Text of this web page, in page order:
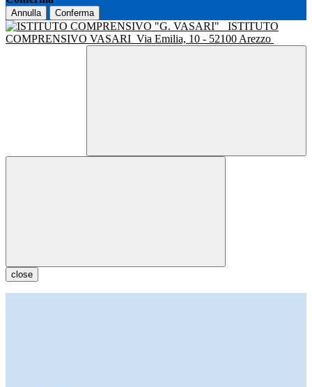
Annulla Conferma
ISTITUTO
COMPRENSIVO VASARI Via Emilia, 10 - 52100 Arezzo
close